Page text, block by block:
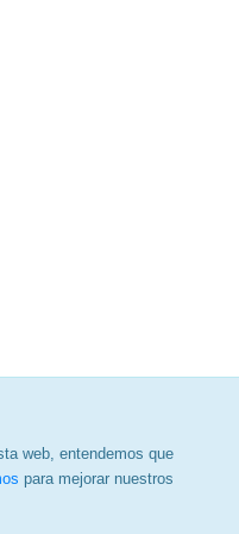
web, entendemos que
para mejorar nuestros